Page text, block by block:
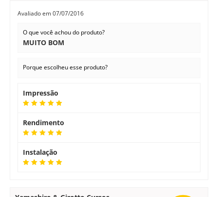
Avaliado em07/07/2016
O que você achou do produto?
MUITO BOM
Porque escolheu esse produto?
Impressão
Rendimento
Instalação